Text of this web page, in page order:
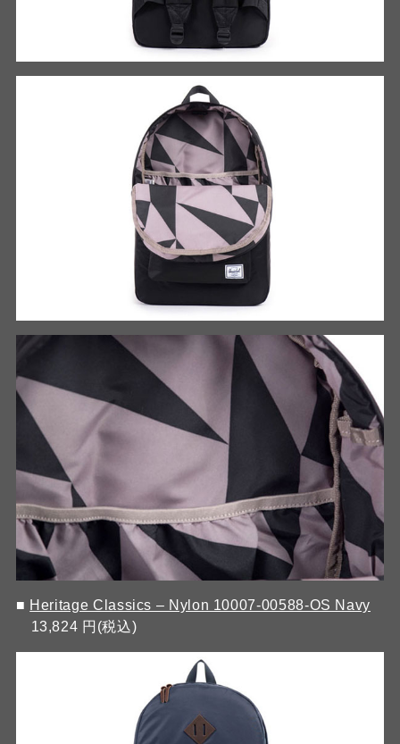
■ Heritage Classics – Nylon 10007-00588-OS Navy
13,824 円(税込)